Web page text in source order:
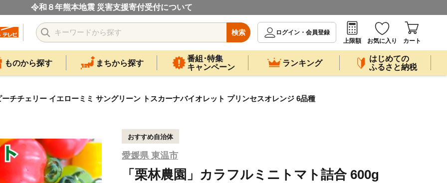
令和８年熊本地震 災害支援寄付受付について
検索
ログイン・会員登録
上限額
お気に入り カート
ものから探す まちから探す
番組･特集
キャンペーン
ランキング
はじめての
ふるさと納税
チチェリー イエローミミ サングリーン トスカーナバイオレット プリンセスオレンジ 6品種
おすすめ自治体
愛媛県 東温市
「栗林農園」カラフルミニトマト詰合 600g